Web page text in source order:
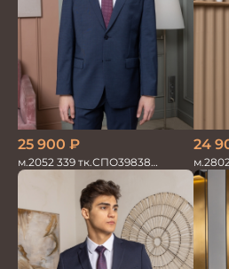
25 900 ₽
м.2052 339 тк.СПО39838
Костюм мужской
24